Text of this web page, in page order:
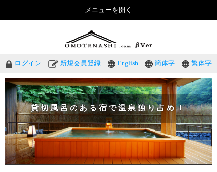
ログイン 新規会員登録 English 簡体字 繁体字
貸切風呂のある宿で温泉独り占め！
メニューを開く